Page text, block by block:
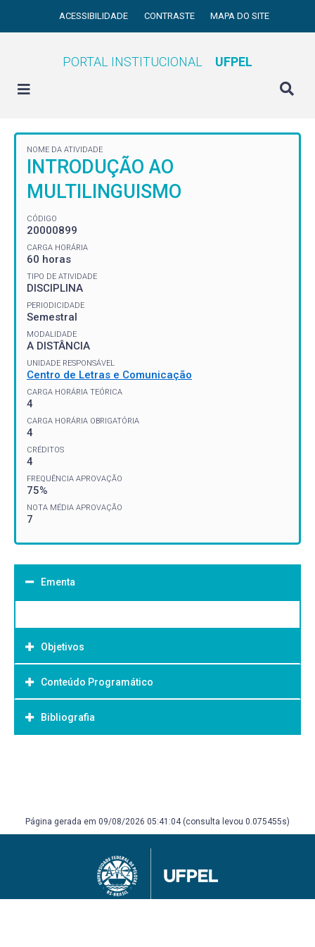
ACESSIBILIDADE CONTRASTE MAPA DO SITE
PORTAL INSTITUCIONAL UFPEL
NOME DA ATIVIDADE
INTRODUÇÃO AO
MULTILINGUISMO
CÓDIGO
20000899
CARGA HORÁRIA
60 horas
TIPO DE ATIVIDADE
DISCIPLINA
PERIODICIDADE
Semestral
MODALIDADE
A DISTÂNCIA
UNIDADE RESPONSÁVEL
Centro de Letras e Comunicação
CARGA HORÁRIA TEÓRICA
4
CARGA HORÁRIA OBRIGATÓRIA
4
CRÉDITOS
4
FREQUÊNCIA APROVAÇÃO
75%
NOTA MÉDIA APROVAÇÃO
7
Ementa
Objetivos
Objetivo Geral:
Conteúdo Programático
Bibliografia
Página gerada em 09/08/2026 05:41:04 (consulta levou 0.075455s)